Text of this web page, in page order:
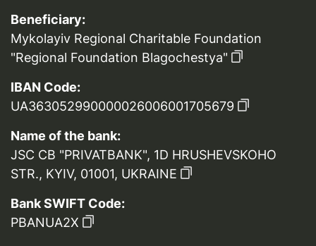
Beneficiary:
Mykolayiv Regional Charitable Foundation
"Regional Foundation Blagochestya"
IBAN Code:
UA363052990000026006001705679
Name of the bank:
JSC CB "PRIVATBANK", 1D HRUSHEVSKOHO
STR., KYIV, 01001, UKRAINE
Bank SWIFT Code:
PBANUA2X